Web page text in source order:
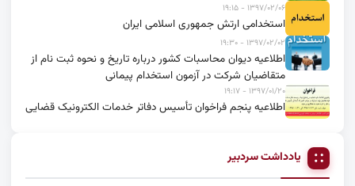
۱۳۹۷/۰۲/۰۶ - ۱۹:۱۵
استخدامی ارتش جمهوری اسلامی ایران
۱۳۹۷/۰۲/۰۲ - ۱۹:۳۰
اطلاعیه دیوان محاسبات کشور درباره تاریخ و نحوه ثبت نام از
متقاضیان شرکت در آزمون استخدام پیمانی
۱۳۹۷/۰۱/۲۰ - ۱۹:۱۷
اطلاعیه پنجم فراخوان تأسیس دفاتر خدمات الکترونیک قضایی
یادداشت سردبیر